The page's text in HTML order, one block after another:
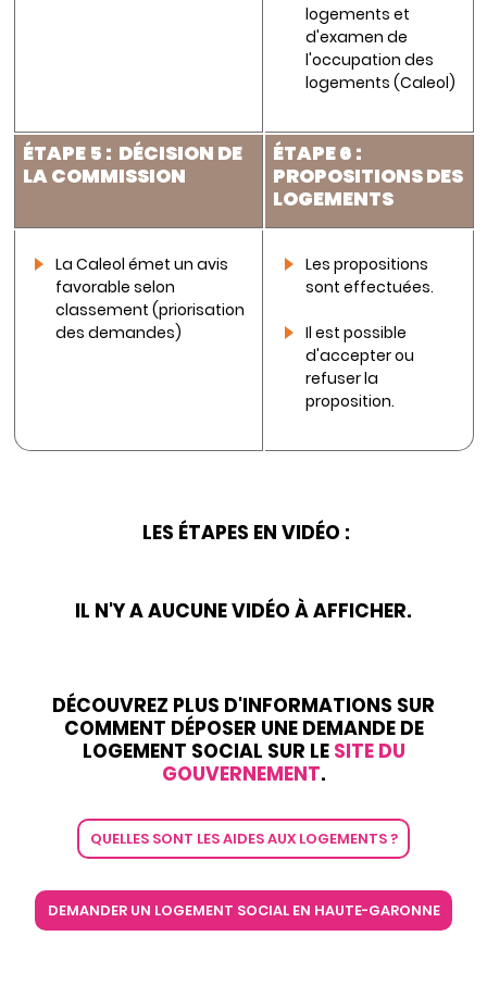
logements et
d'examen de
l'occupation des
logements (Caleol)
ÉTAPE 5 : DÉCISION DE
LA COMMISSION
ÉTAPE 6 :
PROPOSITIONS DES
LOGEMENTS
La Caleol émet un avis
favorable selon
classement (priorisation
des demandes)
Les propositions
sont effectuées.
Il est possible
d'accepter ou
refuser la
proposition.
LES ÉTAPES EN VIDÉO :
IL N'Y A AUCUNE VIDÉO À AFFICHER.
DÉCOUVREZ PLUS D'INFORMATIONS SUR
COMMENT DÉPOSER UNE DEMANDE DE
LOGEMENT SOCIAL SUR LE SITE DU
GOUVERNEMENT.
QUELLES SONT LES AIDES AUX LOGEMENTS ?
DEMANDER UN LOGEMENT SOCIAL EN HAUTE-GARONNE